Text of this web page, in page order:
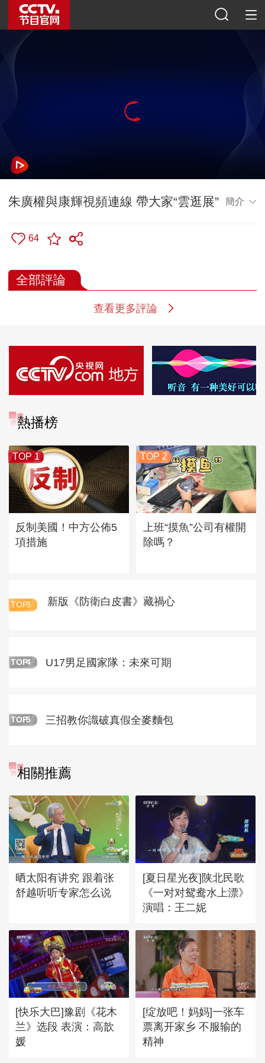
朱廣權與康輝視頻連線 帶大家“雲逛展” 簡介
64
全部評論
查看更多評論
熱播榜
TOP 1
反制美國！中方公佈5
項措施
TOP 2
上班“摸魚”公司有權開
除嗎？
TOP3 新版《防衛白皮書》藏禍心
TOP4 U17男足國家隊：未來可期
TOP5 三招教你識破真假全麥麵包
相關推薦
晒太阳有讲究 跟着张
舒越听听专家怎么说
[夏日星光夜]陕北民歌
《一对对鸳鸯水上漂》
演唱：王二妮
[快乐大巴]豫剧《花木
兰》选段 表演：高歆
媛
[绽放吧！妈妈]一张车
票离开家乡 不服输的
精神